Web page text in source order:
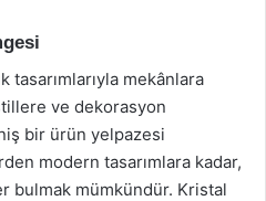
tasarımlarıyla mekânlara
ve dekorasyon
bir ürün yelpazesi
modern tasarımlara kadar,
bulmak mümkündür. Kristal